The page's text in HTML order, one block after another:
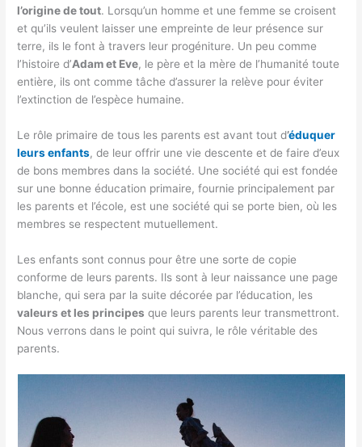
l’origine de tout. Lorsqu’un homme et une femme se croisent
et qu’ils veulent laisser une empreinte de leur présence sur
terre, ils le font à travers leur progéniture. Un peu comme
l’histoire d’Adam et Eve, le père et la mère de l’humanité toute
entière, ils ont comme tâche d’assurer la relève pour éviter
l’extinction de l’espèce humaine.
Le rôle primaire de tous les parents est avant tout d’éduquer
leurs enfants, de leur offrir une vie descente et de faire d’eux
de bons membres dans la société. Une société qui est fondée
sur une bonne éducation primaire, fournie principalement par
les parents et l’école, est une société qui se porte bien, où les
membres se respectent mutuellement.
Les enfants sont connus pour être une sorte de copie
conforme de leurs parents. Ils sont à leur naissance une page
blanche, qui sera par la suite décorée par l’éducation, les
valeurs et les principes que leurs parents leur transmettront.
Nous verrons dans le point qui suivra, le rôle véritable des
parents.